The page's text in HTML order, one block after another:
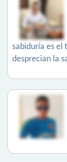
sabiduría es el
desprecian la